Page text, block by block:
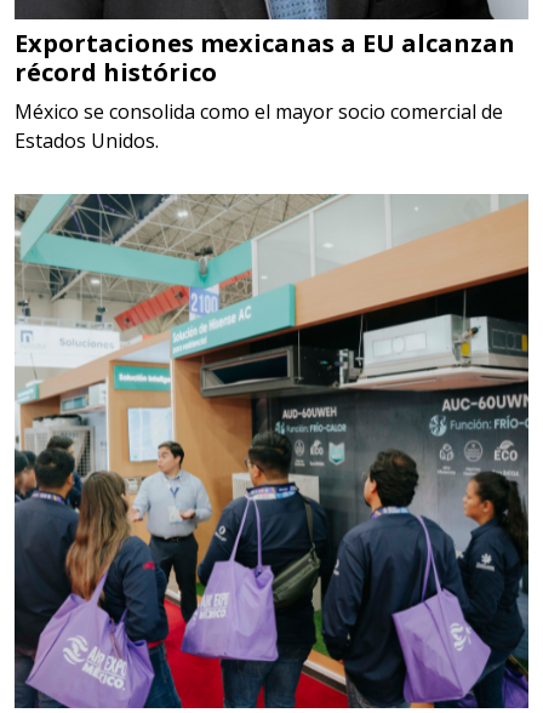
DE RESIDUOS Y DESTRUCCION
FISCAL
Aplicar al Requerimiento
Empresa en Jalisco
Requiere:
MATERIALES PARA SELLOS DE
SISTEMAS DE ESCAPE
Especificaciones:
Requisitos: Garantizar composición
química y origen adecuados
(especialmente para grafito) y
contar con sistemas de calidad y
gestión ambiental.
Aplicar al Requerimiento
Empresa en Jalisco
Exportaciones mexicanas a EU alcanzan
récord histórico
México se consolida como el mayor socio comercial de
Estados Unidos.